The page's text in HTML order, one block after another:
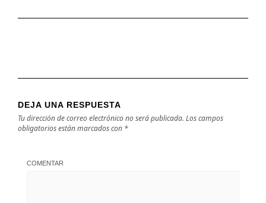
DEJA UNA RESPUESTA
Tu dirección de correo electrónico no será publicada. Los campos
obligatorios están marcados con *
COMENTAR